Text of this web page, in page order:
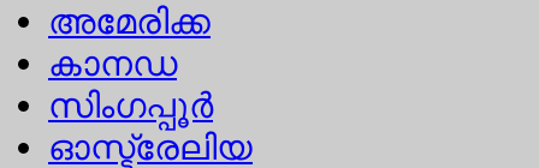
അമേരിക്ക
കാനഡ
സിംഗപ്പൂര്‍
ഓസ്ട്രേലിയ